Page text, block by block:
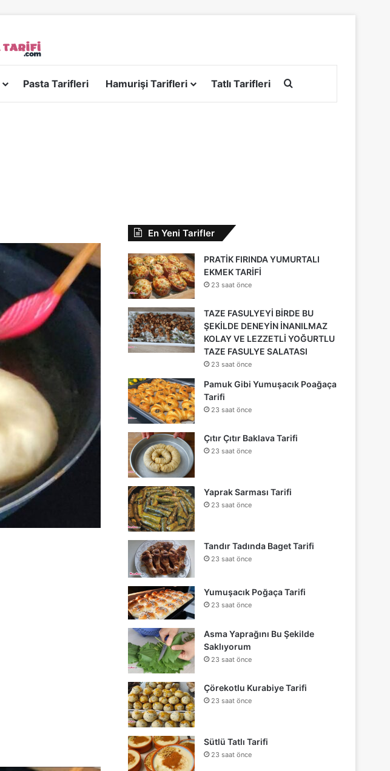
Pasta Tarifleri Hamurişi Tarifleri Tatlı Tarifleri
En Yeni Tarifler
PRATİK FIRINDA YUMURTALI
EKMEK TARİFİ
23 saat önce
TAZE FASULYEYİ BİRDE BU
ŞEKİLDE DENEYİN İNANILMAZ
KOLAY VE LEZZETLİ YOĞURTLU
TAZE FASULYE SALATASI
23 saat önce
Pamuk Gibi Yumuşacık Poağaça
Tarifi
23 saat önce
Çıtır Çıtır Baklava Tarifi
23 saat önce
Yaprak Sarması Tarifi
23 saat önce
Tandır Tadında Baget Tarifi
23 saat önce
Yumuşacık Poğaça Tarifi
23 saat önce
Asma Yaprağını Bu Şekilde
Saklıyorum
23 saat önce
Çörekotlu Kurabiye Tarifi
23 saat önce
Sütlü Tatlı Tarifi
23 saat önce